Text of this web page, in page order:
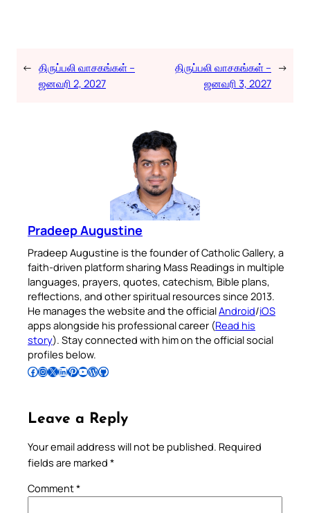
← திருப்பலி வாசகங்கள் –
ஜனவரி 2, 2027
திருப்பலி வாசகங்கள் –
ஜனவரி 3, 2027
→
Pradeep Augustine
Pradeep Augustine is the founder of Catholic Gallery, a
faith-driven platform sharing Mass Readings in multiple
languages, prayers, quotes, catechism, Bible plans,
reflections, and other spiritual resources since 2013.
He manages the website and the officialAndroid/iOS
apps alongside his professional career (Read his
story). Stay connected with him on the official social
profiles below.
Follow Pradeep on Facebook Follow Pradeep on InstagramFollow Pradeep on X Follow Pradeep on LinkedIn Follow Pradeep on Pinterest Subscribe to Pradeep’s Youtube Channel Follow Pradeep on WordPress Follow Pradeep on GitHub
Leave a Reply
Your email address will not be published. Required
fields are marked *
Comment*